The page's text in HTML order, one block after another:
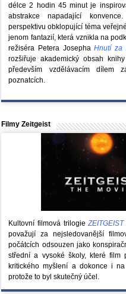
délce 2 hodin 45 minut je
abstrakce napadající
perspektivu obklopující téma
jenom fantazií, která vznikla na
režiséra Petera JosephaHnutí za
rozšiřuje akademický obsah
především vzdělávacím dílem
poznatcích.
Filmy Zeitgeist
Kultovní filmová trilogieZEITGEIST
považují za nejsledovanější
počátcích odsouzen jako
střední a vysoké školy, které film
kritického myšlení a dokonce i
protože to byl skutečný účel.